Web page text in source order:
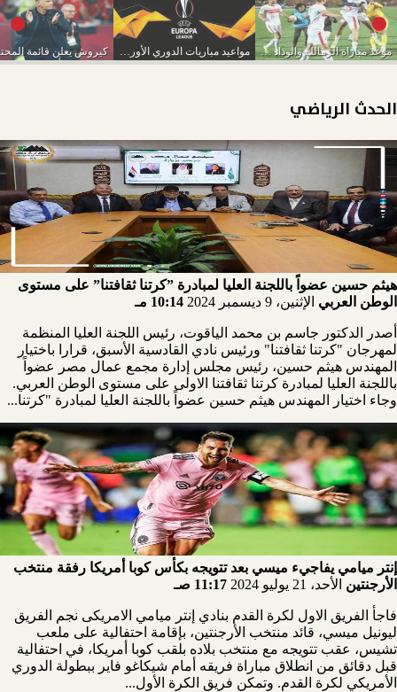
موعد مباراة الزمالك والوداد والقنوات الناقلة
الحدث الرياضي
هيثم حسين عضواً باللجنة العليا لمبادرة ”كرتنا ثقافتنا” على مستوى
الوطن العربي الإثنين، 9 ديسمبر 2024 10:14 مـ
أصدر الدكتور جاسم بن محمد الياقوت، رئيس اللجنة العليا المنظمة
لمهرجان "كرتنا ثقافتنا" ورئيس نادي القادسية الأسبق، قرارا باختيار
المهندس هيثم حسين، رئيس مجلس إدارة مجمع عمال مصر عضواً
باللجنة العليا لمبادرة كرتنا ثقافتنا الاولى على مستوى الوطن العربي.
وجاء اختيار المهندس هيثم حسين عضواً باللجنة العليا لمبادرة "كرتنا...
إنتر ميامي يفاجيء ميسي بعد تتويجه بكأس كوبا أمريكا رفقة منتخب
الأرجنتين الأحد، 21 يوليو 2024 11:17 صـ
فاجأ الفريق الاول لكرة القدم بنادي إنتر ميامي الامريكى نجم الفريق
ليونيل ميسي، قائد منتخب الأرجنتين، بإقامة احتفالية على ملعب
تشيس، عقب تتويجه مع منتخب بلاده بلقب كوبا أمريكا، في احتفالية
قبل دقائق من انطلاق مباراة فريقه أمام شيكاغو فاير ببطولة الدوري
الأمريكي لكرة القدم. وتمكن فريق الكرة الأول...